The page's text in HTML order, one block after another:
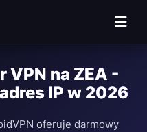
VPN na ZEA -
IP w 2026
oferuje darmowy